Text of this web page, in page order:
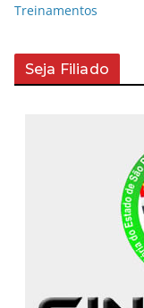
Treinamentos
Seja Filiado